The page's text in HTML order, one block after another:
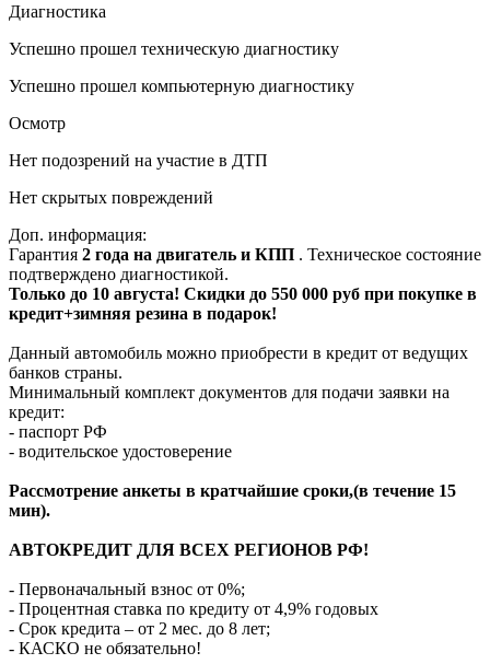
Диагностика
Успешно прошел техническую диагностику
Успешно прошел компьютерную диагностику
Осмотр
Нет подозрений на участие в ДТП
Нет скрытых повреждений
Доп. информация:
Гарантия 2 года на двигатель и КПП . Техническое состояние
подтверждено диагностикой.
Только до 10 августа! Скидки до 550 000 руб при покупке в
кредит+зимняя резина в подарок!
Данный автомобиль можно приобрести в кредит от ведущих
банков страны.
Минимальный комплект документов для подачи заявки на
кредит:
- паспорт РФ
- водительское удостоверение
Рассмотрение анкеты в кратчайшие сроки,(в течение 15
мин).
АВТОКРЕДИТ ДЛЯ ВСЕХ РЕГИОНОВ РФ!
- Первоначальный взнос от 0%;
- Процентная ставка по кредиту от 4,9% годовых
- Срок кредита – от 2 мес. до 8 лет;
- КАСКО не обязательно!